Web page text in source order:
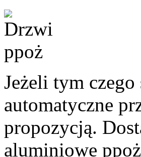
Jeżeli tym
automatyczne
propozycją.
aluminiowe